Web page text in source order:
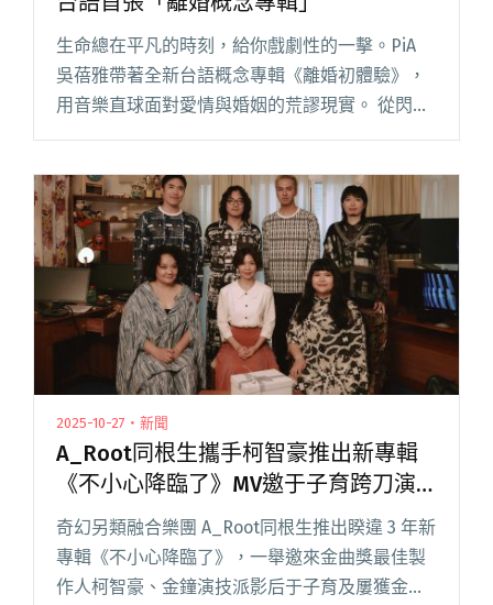
生命總在平凡的時刻，給你戲劇性的一擊。PiA
吳蓓雅帶著全新台語概念專輯《離婚初體驗》，
用音樂直球面對愛情與婚姻的荒謬現實。 從閃電
結婚到斷崖式離婚，她將那些哭笑不得的心情化
豪操刀的專輯，融合台語、閱讀全文 "從閃婚到
斷崖式離婚！PiA吳蓓雅推出台語首張「離婚概念
專輯」"
2025-10-27・新聞
A_Root同根生攜手柯智豪推出新專輯
《不小心降臨了》MV邀于子育跨刀演
出
奇幻另類融合樂團 A_Root同根生推出睽違 3 年新
專輯《不小心降臨了》，一舉邀來金曲獎最佳製
作人柯智豪、金鐘演技派影后于子育及屢獲金曲